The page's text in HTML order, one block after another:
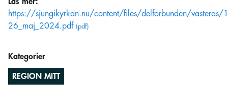
Läs mer:
https://sjungikyrkan.nu/content/files/delforbunden/vasteras/
26_maj_2024.pdf
Kategorier
REGION MITT